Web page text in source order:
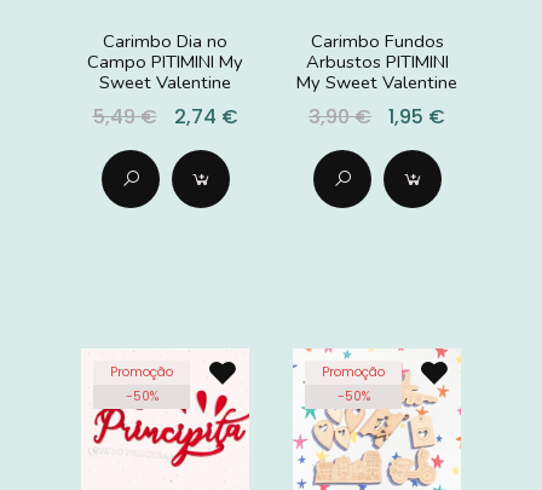
Carimbo Dia no
Campo PITIMINI My
Sweet Valentine
5,49 € 2,74 €
Carimbo Fundos
Arbustos PITIMINI
My Sweet Valentine
3,90 € 1,95 €
Promoção
-50%
Promoção
-50%